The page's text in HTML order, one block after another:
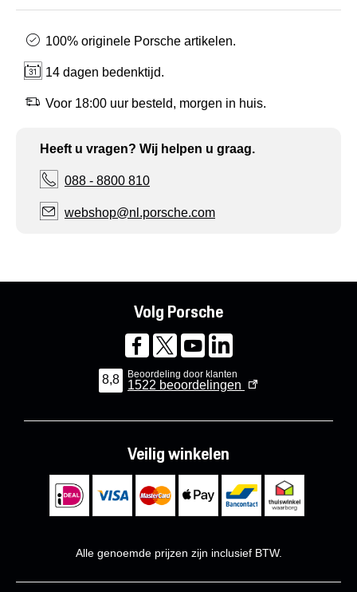
100% originele Porsche artikelen.
14 dagen bedenktijd.
Voor 18:00 uur besteld, morgen in huis.
Heeft u vragen? Wij helpen u graag.
088 - 8800 810
webshop@nl.porsche.com
Volg Porsche
8,8 Beoordeling door klanten
1522 beoordelingen
Veilig winkelen
Alle genoemde prijzen zijn inclusief BTW.